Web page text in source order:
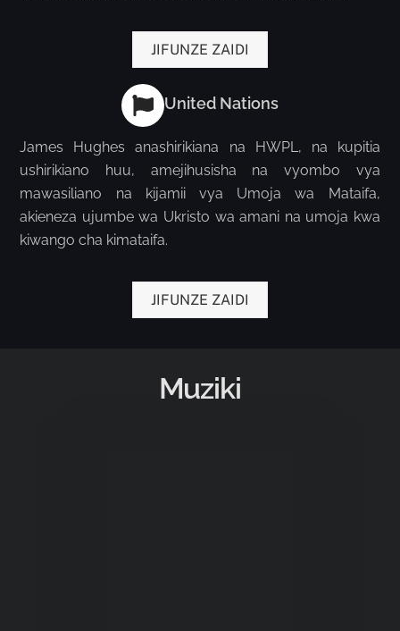
JIFUNZE ZAIDI
United Nations
James Hughes anashirikiana na HWPL, na kupitia
ushirikiano huu, amejihusisha na vyombo vya
mawasiliano na kijamii vya Umoja wa Mataifa,
akieneza ujumbe wa Ukristo wa amani na umoja kwa
kiwango cha kimataifa.
JIFUNZE ZAIDI
Muziki